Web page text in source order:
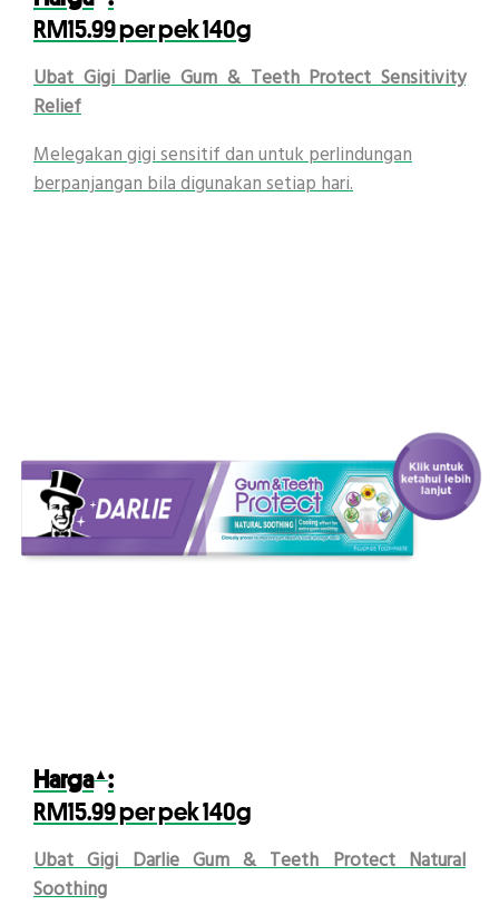
RM15.99 per pek 140g
Ubat Gigi Darlie Gum & Teeth Protect Sensitivity
Relief
Melegakan gigi sensitif dan untuk perlindungan
berpanjangan bila digunakan setiap hari.
Harga ▲ :
RM15.99 per pek 140g
Ubat Gigi Darlie Gum & Teeth Protect Natural
Soothing